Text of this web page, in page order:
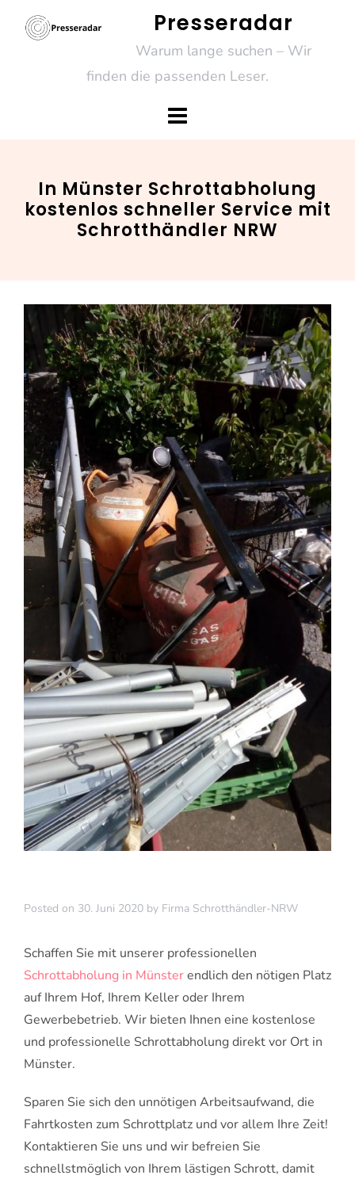
Presseradar
Warum lange suchen – Wir
finden die passenden Leser.
In Münster Schrottabholung
kostenlos schneller Service mit
Schrotthändler NRW
Posted on 30. Juni 2020 by Firma Schrotthändler-NRW
Schaffen Sie mit unserer professionellen
Schrottabholung in Münsterendlich den nötigen Platz
auf Ihrem Hof, Ihrem Keller oder Ihrem
Gewerbebetrieb. Wir bieten Ihnen eine kostenlose
und professionelle Schrottabholung direkt vor Ort in
Münster.
Sparen Sie sich den unnötigen Arbeitsaufwand, die
Fahrtkosten zum Schrottplatz und vor allem Ihre Zeit!
Kontaktieren Sie uns und wir befreien Sie
schnellstmöglich von Ihrem lästigen Schrott, damit